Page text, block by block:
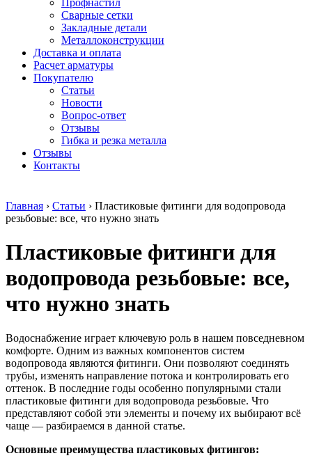
нержавеющий
безникелевый
жаропрочный
Круг
нержавеющий
никельсодержащий
Шестигранник
нержавеющий
никельсодержащий
Шестигранник
нержавеющий
безникелевый
Трубы
нержавеющие
прямоугольные
нержавеющие
AISI
Трубы
нержавеющие
электросварные
AISI
Трубы
нержавеющие
перфорированные
Трубы
нержавеющие
бесшовные
Общестроительный
алюминиевая
Профиль
алюминиевый
Труба
алюминиевая
Уголок
алюминиевый
Фольга
алюминиевая
Чушка
алюминиевая
алюминиевый
стальные
стальные
Фланцы
стальные
Заглушки
стальные
Тройники
стальные
Хомуты
стальные
шуруп-
Профнастил
Сварные сетки
Закладные детали
Металлоконструкции
Доставка и оплата
Расчет арматуры
Покупателю
Статьи
Новости
Вопрос-ответ
Отзывы
Гибка и резка металла
Отзывы
Контакты
Главная › Статьи › Пластиковые фитинги для водопровода
резьбовые: все, что нужно знать
Пластиковые фитинги для
водопровода резьбовые: все,
что нужно знать
Водоснабжение играет ключевую роль в нашем повседневном
комфорте. Одним из важных компонентов систем
водопровода являются фитинги. Они позволяют соединять
трубы, изменять направление потока и контролировать его
оттенок. В последние годы особенно популярными стали
пластиковые фитинги для водопровода резьбовые. Что
представляют собой эти элементы и почему их выбирают всё
чаще — разбираемся в данной статье.
Основные преимущества пластиковых фитингов: